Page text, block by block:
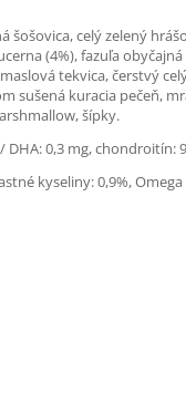
šošovica, celý zelený
(4%), fazuľa
tekvica, čerstvý
kuracia pečeň,
šípky.
0,3 mg, chondroitín:
kyseliny: 0,9%,